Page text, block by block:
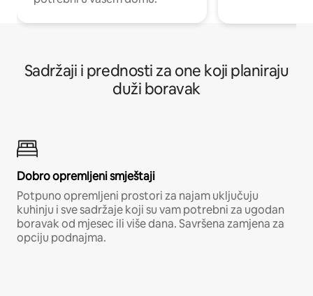
Sadržaji i prednosti za one koji planiraju
duži boravak
Dobro opremljeni smještaji
Potpuno opremljeni prostori za najam uključuju
kuhinju i sve sadržaje koji su vam potrebni za ugodan
boravak od mjesec ili više dana. Savršena zamjena za
opciju podnajma.